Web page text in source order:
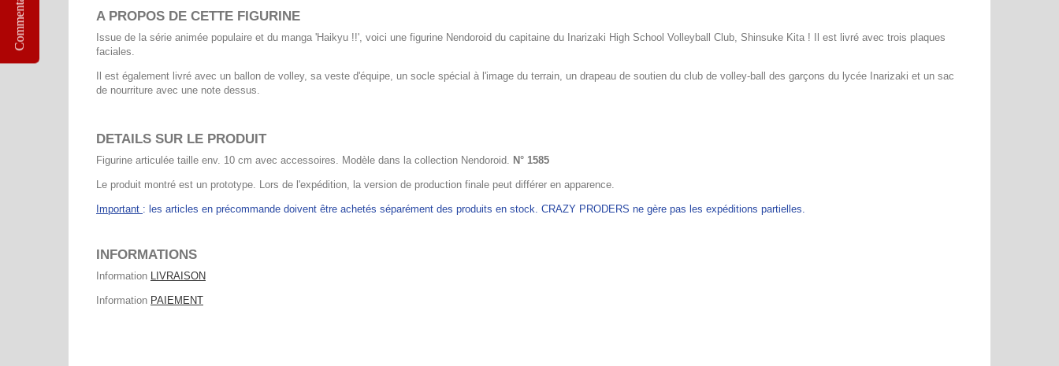
A PROPOS DE CETTE FIGURINE
Issue de la série animée populaire et du manga 'Haikyu !!', voici une figurine Nendoroid du capitaine du Inarizaki High School Volleyball Club, Shinsuke Kita ! Il est livré avec trois plaques
faciales.
Il est également livré avec un ballon de volley, sa veste d'équipe, un socle spécial à l'image du terrain, un drapeau de soutien du club de volley-ball des garçons du lycée Inarizaki et un sac
de nourriture avec une note dessus.
DETAILS SUR LE PRODUIT
Figurine articulée taille env. 10 cm avec accessoires. Modèle dans la collection Nendoroid. N° 1585
Le produit montré est un prototype. Lors de l'expédition, la version de production finale peut différer en apparence.
Important : les articles en précommande doivent être achetés séparément des produits en stock. CRAZY PRODERS ne gère pas les expéditions partielles.
INFORMATIONS
Information LIVRAISON
Information PAIEMENT
Commentaires